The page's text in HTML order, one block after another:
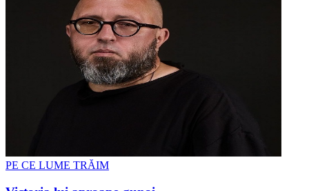
PE CE LUME TRĂIM